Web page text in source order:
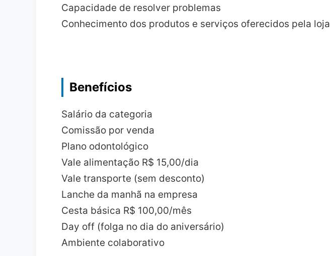
Capacidade de resolver problemas
Conhecimento dos produtos e serviços oferecidos pela loja
Benefícios
Salário da categoria
Comissão por venda
Plano odontológico
Vale alimentação R$ 15,00/dia
Vale transporte (sem desconto)
Lanche da manhã na empresa
Cesta básica R$ 100,00/mês
Day off (folga no dia do aniversário)
Ambiente colaborativo